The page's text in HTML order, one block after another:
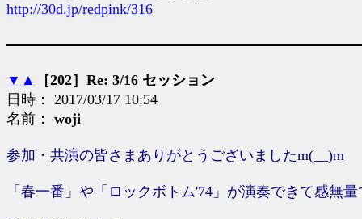
http://30d.jp/redpink/316
▼ ▲
［202］Re: 3/16 セッション
日時： 2017/03/17 10:54
名前： woji
参加・共演の皆さまありがとうございましたm(__)m
「春一番」や「ロックボトム'74」が演奏できて感無